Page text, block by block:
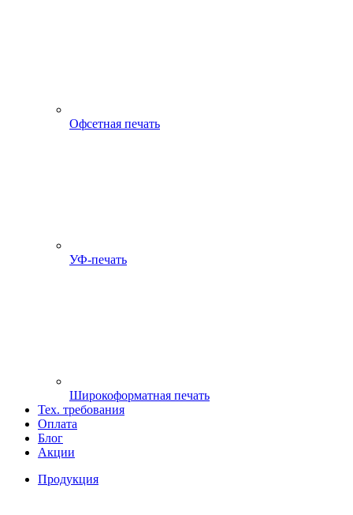
Офсетная печать
УФ-печать
Широкоформатная печать
Тех. требования
Оплата
Блог
Акции
Продукция